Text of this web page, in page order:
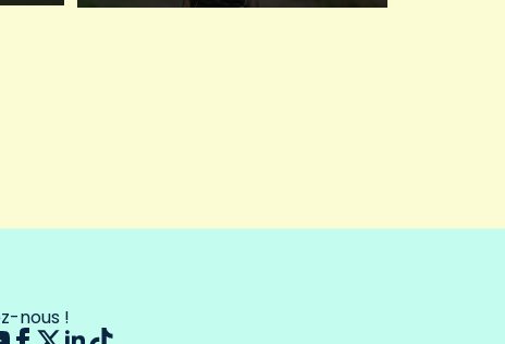
nous !